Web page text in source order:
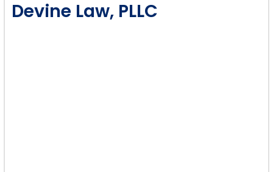
Devine Law, PLLC